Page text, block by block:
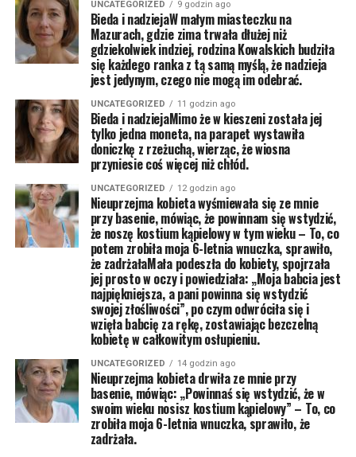
UNCATEGORIZED 9 godzin ago
Bieda i nadziejaW małym miasteczku na
Mazurach, gdzie zima trwała dłużej niż
gdziekolwiek indziej, rodzina Kowalskich budziła
się każdego ranka z tą samą myślą, że nadzieja
jest jedynym, czego nie mogą im odebrać.
UNCATEGORIZED 11 godzin ago
Bieda i nadziejaMimo że w kieszeni została jej
tylko jedna moneta, na parapet wystawiła
doniczkę z rzeżuchą, wierząc, że wiosna
przyniesie coś więcej niż chłód.
UNCATEGORIZED 12 godzin ago
Nieuprzejma kobieta wyśmiewała się ze mnie
przy basenie, mówiąc, że powinnam się wstydzić,
że noszę kostium kąpielowy w tym wieku – To, co
potem zrobiła moja 6-letnia wnuczka, sprawiło,
że zadrżałaMała podeszła do kobiety, spojrzała
jej prosto w oczy i powiedziała: „Moja babcia jest
najpiękniejsza, a pani powinna się wstydzić
swojej złośliwości”, po czym odwróciła się i
wzięła babcię za rękę, zostawiając bezczelną
kobietę w całkowitym osłupieniu.
UNCATEGORIZED 14 godzin ago
Nieuprzejma kobieta drwiła ze mnie przy
basenie, mówiąc: „Powinnaś się wstydzić, że w
swoim wieku nosisz kostium kąpielowy” – To, co
zrobiła moja 6-letnia wnuczka, sprawiło, że
zadrżała.